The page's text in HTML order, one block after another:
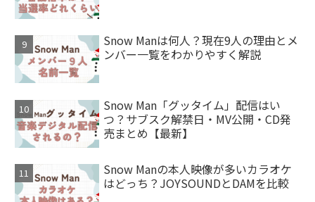
Snow Manは何人？現在9人の理由とメ
ンバー一覧をわかりやすく解説
Snow Man「グッタイム」配信はい
つ？サブスク解禁日・MV公開・CD発
売まとめ【最新】
Snow Manの本人映像が多いカラオケ
はどっち？JOYSOUNDとDAMを比較